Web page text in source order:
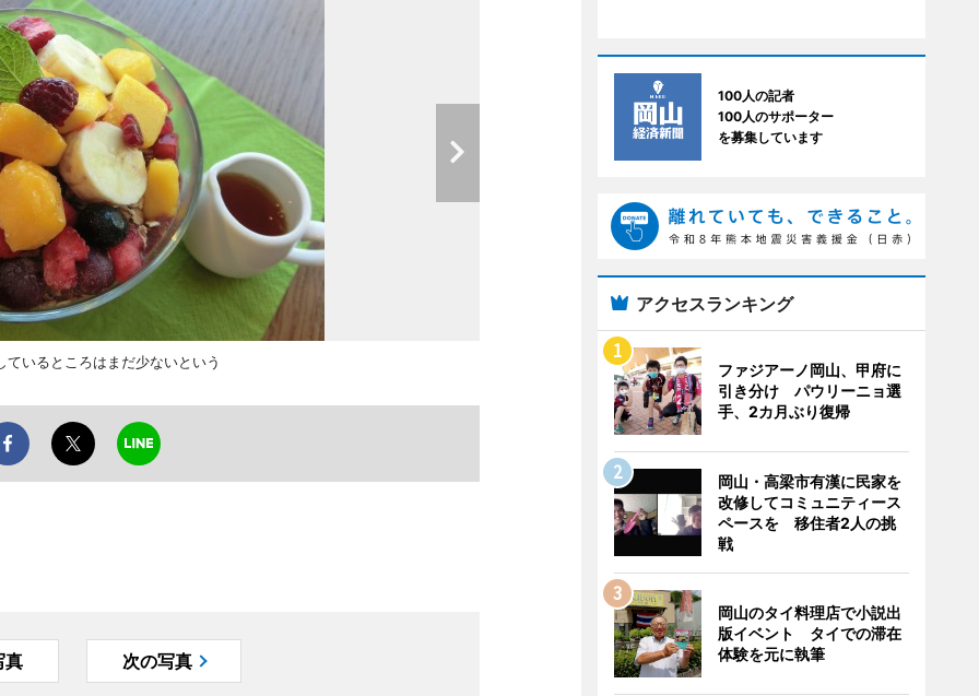
ているところはまだ少ないという
真 次の写真
100人の記者
100人のサポーター
を募集しています
アクセスランキング
ファジアーノ岡山、甲府に
引き分け パウリーニョ選
手、2カ月ぶり復帰
岡山・高梁市有漢に民家を
改修してコミュニティース
ペースを 移住者2人の挑
戦
岡山のタイ料理店で小説出
版イベント タイでの滞在
体験を元に執筆